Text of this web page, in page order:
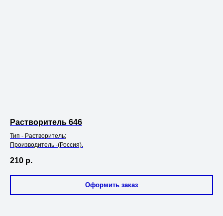
Растворитель 646
Тип - Растворитель;
Производитель -(Россия).
210 р.
Оформить заказ